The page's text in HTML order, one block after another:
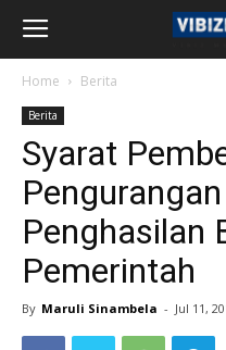
Home Berita
Berita
Syarat
Penghasilan
Pemerintah
By Maruli Sinambela - Jul 11,